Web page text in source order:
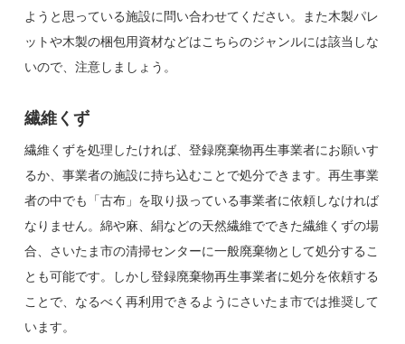
ようと思っている施設に問い合わせてください。また木製パレ
ットや木製の梱包用資材などはこちらのジャンルには該当しな
いので、注意しましょう。
繊維くず
繊維くずを処理したければ、登録廃棄物再生事業者にお願いす
るか、事業者の施設に持ち込むことで処分できます。再生事業
者の中でも「古布」を取り扱っている事業者に依頼しなければ
なりません。綿や麻、絹などの天然繊維でできた繊維くずの場
合、さいたま市の清掃センターに一般廃棄物として処分するこ
とも可能です。しかし登録廃棄物再生事業者に処分を依頼する
ことで、なるべく再利用できるようにさいたま市では推奨して
います。